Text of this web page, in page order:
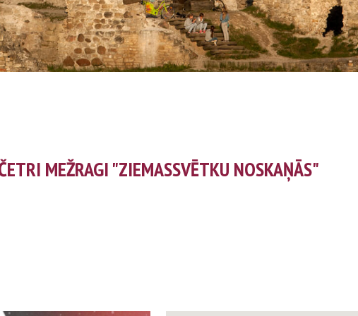
MEŽRAGI "ZIEMASSVĒTKU NOSKAŅĀS"